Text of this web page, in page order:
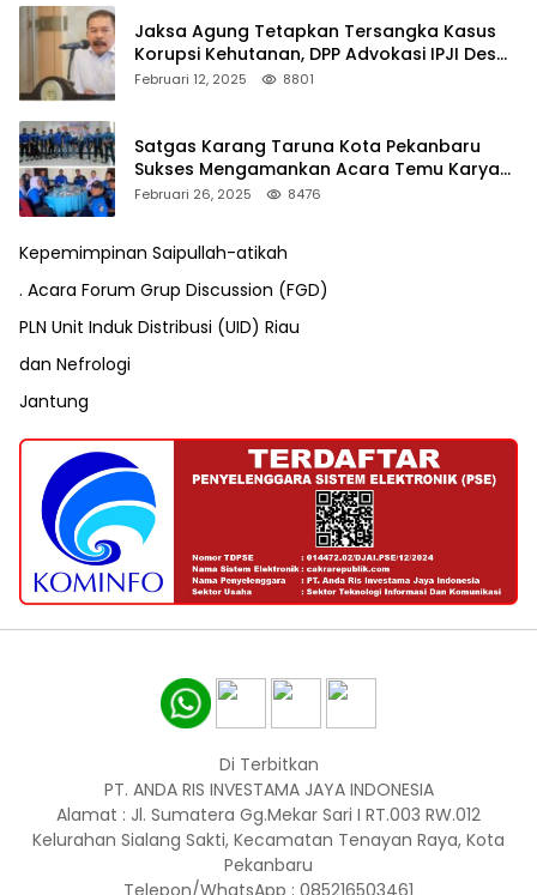
Jaksa Agung Tetapkan Tersangka Kasus
Korupsi Kehutanan, DPP Advokasi IPJI Desak
Pengusutan Pajak RAPP
Februari 12, 2025 8801
Satgas Karang Taruna Kota Pekanbaru
Sukses Mengamankan Acara Temu Karya
VII Karang Taruna Pekanbaru
Februari 26, 2025 8476
Kepemimpinan Saipullah-atikah
. Acara Forum Grup Discussion (FGD)
PLN Unit Induk Distribusi (UID) Riau
dan Nefrologi
Jantung
Di Terbitkan
PT. ANDA RIS INVESTAMA JAYA INDONESIA
Alamat : Jl. Sumatera Gg.Mekar Sari I RT.003 RW.012
Kelurahan Sialang Sakti, Kecamatan Tenayan Raya, Kota
Pekanbaru